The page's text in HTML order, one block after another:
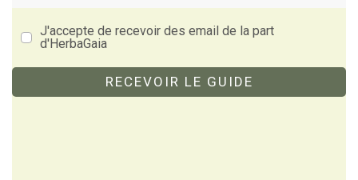
J'accepte de recevoir des email de la part
d'HerbaGaia
RECEVOIR LE GUIDE